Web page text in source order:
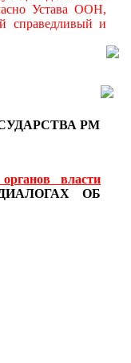
Устава ООН,
справедливый и
РМ
власти
ДИАЛОГАХОБ